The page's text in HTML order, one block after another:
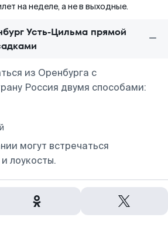
на неделе, а не в выходные.
Усть-Цильма прямой
из Оренбурга с
Россия двумя способами:
могут встречаться
лоукосты.